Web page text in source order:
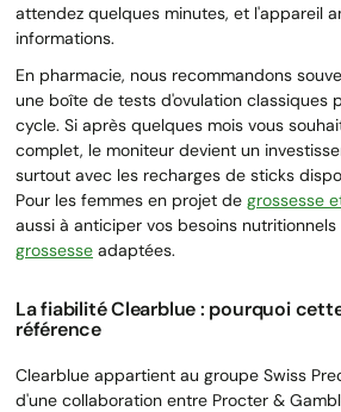
attendez quelques minutes, et l'appareil
informations.
En pharmacie, nous recommandons
une boîte de tests d'ovulation classiques
cycle. Si après quelques mois vous
complet, le moniteur devient un
surtout avec les recharges de sticks
Pour les femmes en projet de grossesse
aussi à anticiper vos besoins
grossesse adaptées.
La fiabilité Clearblue : pourquoi
référence
Clearblue appartient au groupe Swiss
d'une collaboration entre Procter &